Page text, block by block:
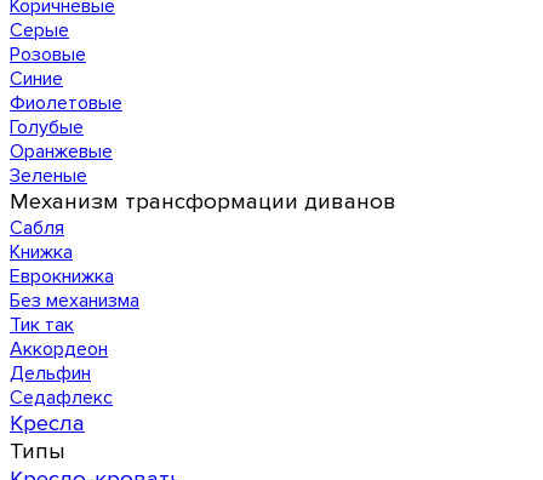
Коричневые
Серые
Розовые
Синие
Фиолетовые
Голубые
Оранжевые
Зеленые
Механизм трансформации диванов
Сабля
Книжка
Еврокнижка
Без механизма
Тик так
Аккордеон
Дельфин
Седафлекс
Кресла
Типы